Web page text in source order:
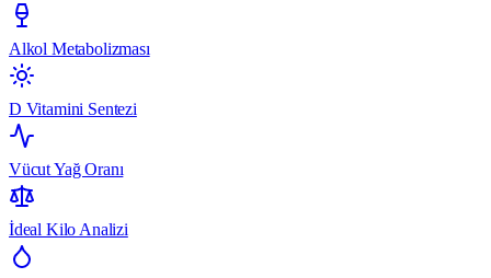
Alkol Metabolizması
D Vitamini Sentezi
Vücut Yağ Oranı
İdeal Kilo Analizi